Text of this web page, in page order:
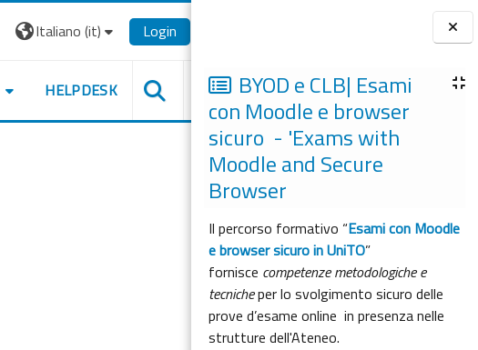
Blocchi
BYOD e CLB| Esami
con Moodle e browser
sicuro - 'Exams with
Moodle and Secure
Browser
Il percorso formativo “Esami con Moodle
e browser sicuro in UniTO”
fornisce competenze metodologiche e
tecnicheper lo svolgimento sicuro delle
prove d’esame online in presenza nelle
strutture dell'Ateneo.
Italiano ‎(it)‎ Login
HELPDESK